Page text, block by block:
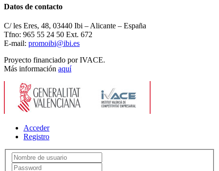
Datos de contacto
C/ les Eres, 48, 03440 Ibi – Alicante – España
Tfno: 965 55 24 50 Ext. 672
E-mail: promoibi@ibi.es
Proyecto financiado por IVACE.
Más información aquí
Acceder
Registro